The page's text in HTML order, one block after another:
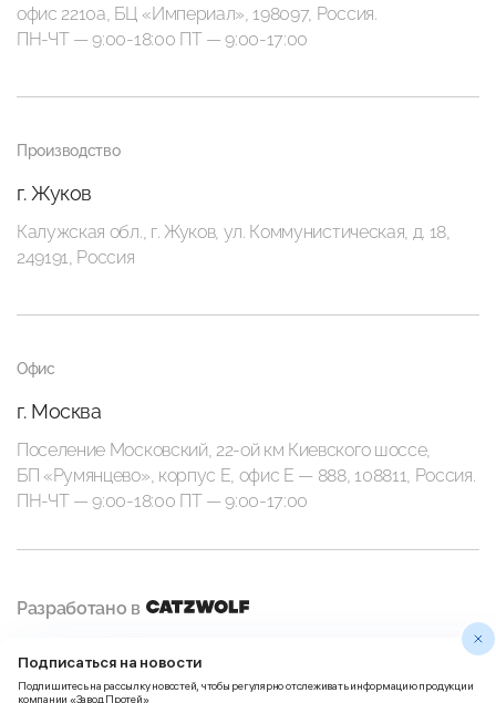
офис 2210а, БЦ «Империал», 198097, Россия.
ПН-ЧТ — 9:00-18:00 ПТ — 9:00-17:00
Производство
г. Жуков
Калужская обл., г. Жуков, ул. Коммунистическая, д. 18,
249191, Россия
Офис
г. Москва
Поселение Московский, 22-ой км Киевского шоссе,
БП «Румянцево», корпус Е, офис E — 888, 108811, Россия.
ПН-ЧТ — 9:00-18:00 ПТ — 9:00-17:00
конфиденциальности
Пользовательских данных
Разработано в
Подписаться на новости
Подпишитесь на рассылку новостей, чтобы регулярно отслеживать информацию продукции
компании «Завод Протей»